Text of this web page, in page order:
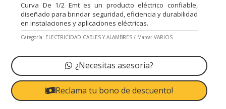
Curva De 1/2 Emt es un producto eléctrico confiable,
diseñado para brindar seguridad, eficiencia y durabilidad
en instalaciones y aplicaciones eléctricas.
Categoría: ELECTRICIDAD CABLES Y ALAMBRES Marca:VARIOS
¿Necesitas asesoria?
Reclama tu bono de descuento!